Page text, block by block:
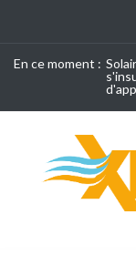
En ce moment :